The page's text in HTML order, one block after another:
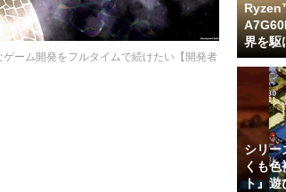
ーム開発をフルタイムで続けたい【開発者
界を駆
シリー
くも
ト』遊